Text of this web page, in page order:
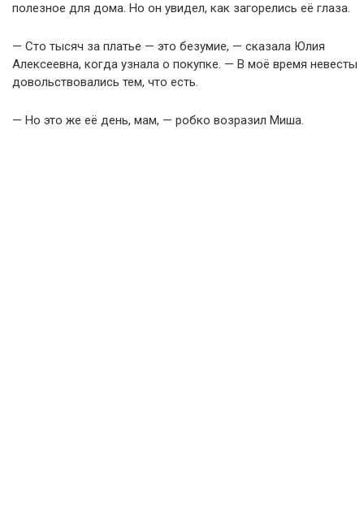
полезное для дома. Но он увидел, как загорелись её глаза.
— Сто тысяч за платье — это безумие, — сказала Юлия
Алексеевна, когда узнала о покупке. — В моё время невесты
довольствовались тем, что есть.
— Но это же её день, мам, — робко возразил Миша.